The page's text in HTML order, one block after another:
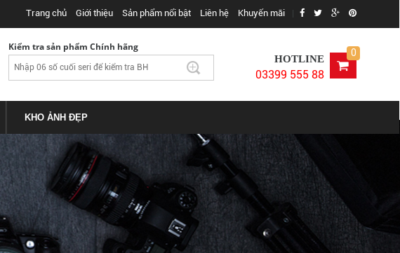
Trang chủ Giới thiệu Sản phẩm nổi bật Liên hệ Khuyến mãi |
Kiểm tra sản phẩm Chính hãng
HOTLINE
03399 555 88
0
KHO ẢNH ĐẸP